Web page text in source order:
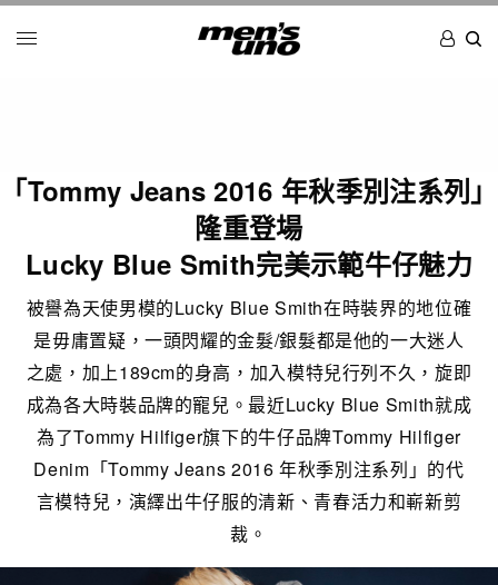
「Tommy Jeans 2016 年秋季別注系列」
隆重登場
Lucky Blue Smith完美示範牛仔魅力
被譽為天使男模的Lucky Blue Smith在時裝界的地位確
是毋庸置疑，一頭閃耀的金髮/銀髮都是他的一大迷人
之處，加上189cm的身高，加入模特兒行列不久，旋即
成為各大時裝品牌的寵兒。最近Lucky Blue Smith就成
為了Tommy Hilfiger旗下的牛仔品牌Tommy Hilfiger
Denim「Tommy Jeans 2016 年秋季別注系列」的代
言模特兒，演繹出牛仔服的清新、青春活力和嶄新剪
裁。